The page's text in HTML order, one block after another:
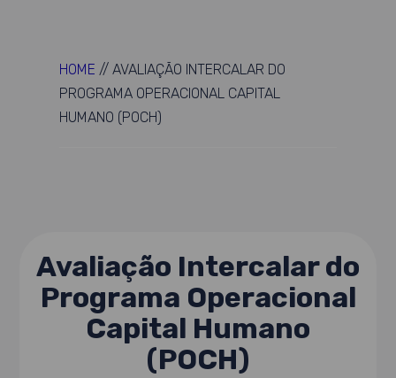
HOME //AVALIAÇÃO INTERCALAR DO
PROGRAMA OPERACIONAL CAPITAL
HUMANO (POCH)
Avaliação Intercalar do
Programa Operacional
Capital Humano
(POCH)